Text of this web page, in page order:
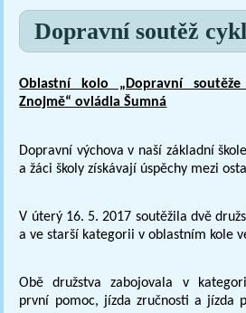
Dopravní soutěž
Oblastní kolo „Dopravní
Znojmě“ ovládla Šumná
Dopravní výchova v naší základní
a žáci školy získávají úspěchy mezi
V úterý 16. 5. 2017 soutěžila dvě
a ve starší kategorii v oblastním kole
Obě družstva zabojovala v
první pomoc, jízda zručnosti a jízda